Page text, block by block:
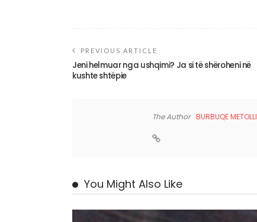
PREVIOUS ARTICLE
Jeni helmuar nga ushqimi? Ja si të shëroheni në
kushte shtëpie
The Author BURBUQE METOLLI
You Might Also Like